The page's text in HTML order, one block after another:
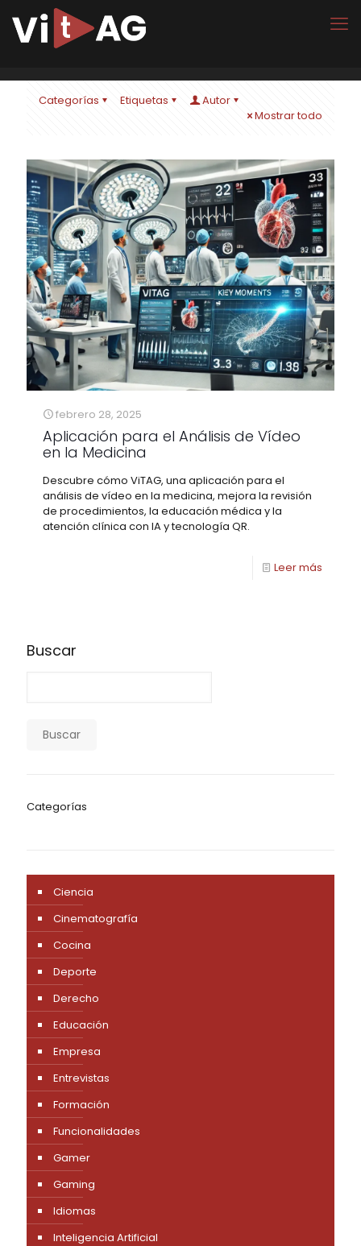
Categorías Etiquetas
Autor
Mostrar todo
febrero 28, 2025
Aplicación para el Análisis de Vídeo
en la Medicina
Descubre cómo ViTAG, una aplicación para el
análisis de vídeo en la medicina, mejora la revisión
de procedimientos, la educación médica y la
atención clínica con IA y tecnología QR.
Leer más
Buscar
Buscar
Categorías
Ciencia
Cinematografía
Cocina
Deporte
Derecho
Educación
Empresa
Entrevistas
Formación
Funcionalidades
Gamer
Gaming
Idiomas
Inteligencia Artificial